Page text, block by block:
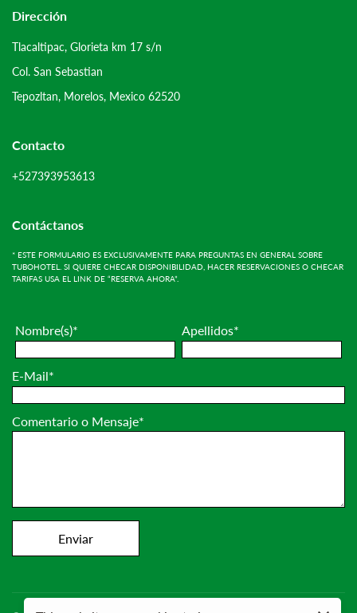
Dirección
Tlacaltipac, Glorieta km 17 s/n
Col. San Sebastian
Tepozltan, Morelos, Mexico 62520
Contacto
+527393953613
Contáctanos
* ESTE FORMULARIO ES EXCLUSIVAMENTE PARA PREGUNTAS EN GENERAL SOBRE
TUBOHOTEL. SI QUIERE CHECAR DISPONIBILIDAD, HACER RESERVACIONES O CHECAR
TARIFAS USA EL LINK DE “RESERVA AHORA”.
Nombre(s)* Apellidos*
E-Mail*
Comentario o Mensaje*